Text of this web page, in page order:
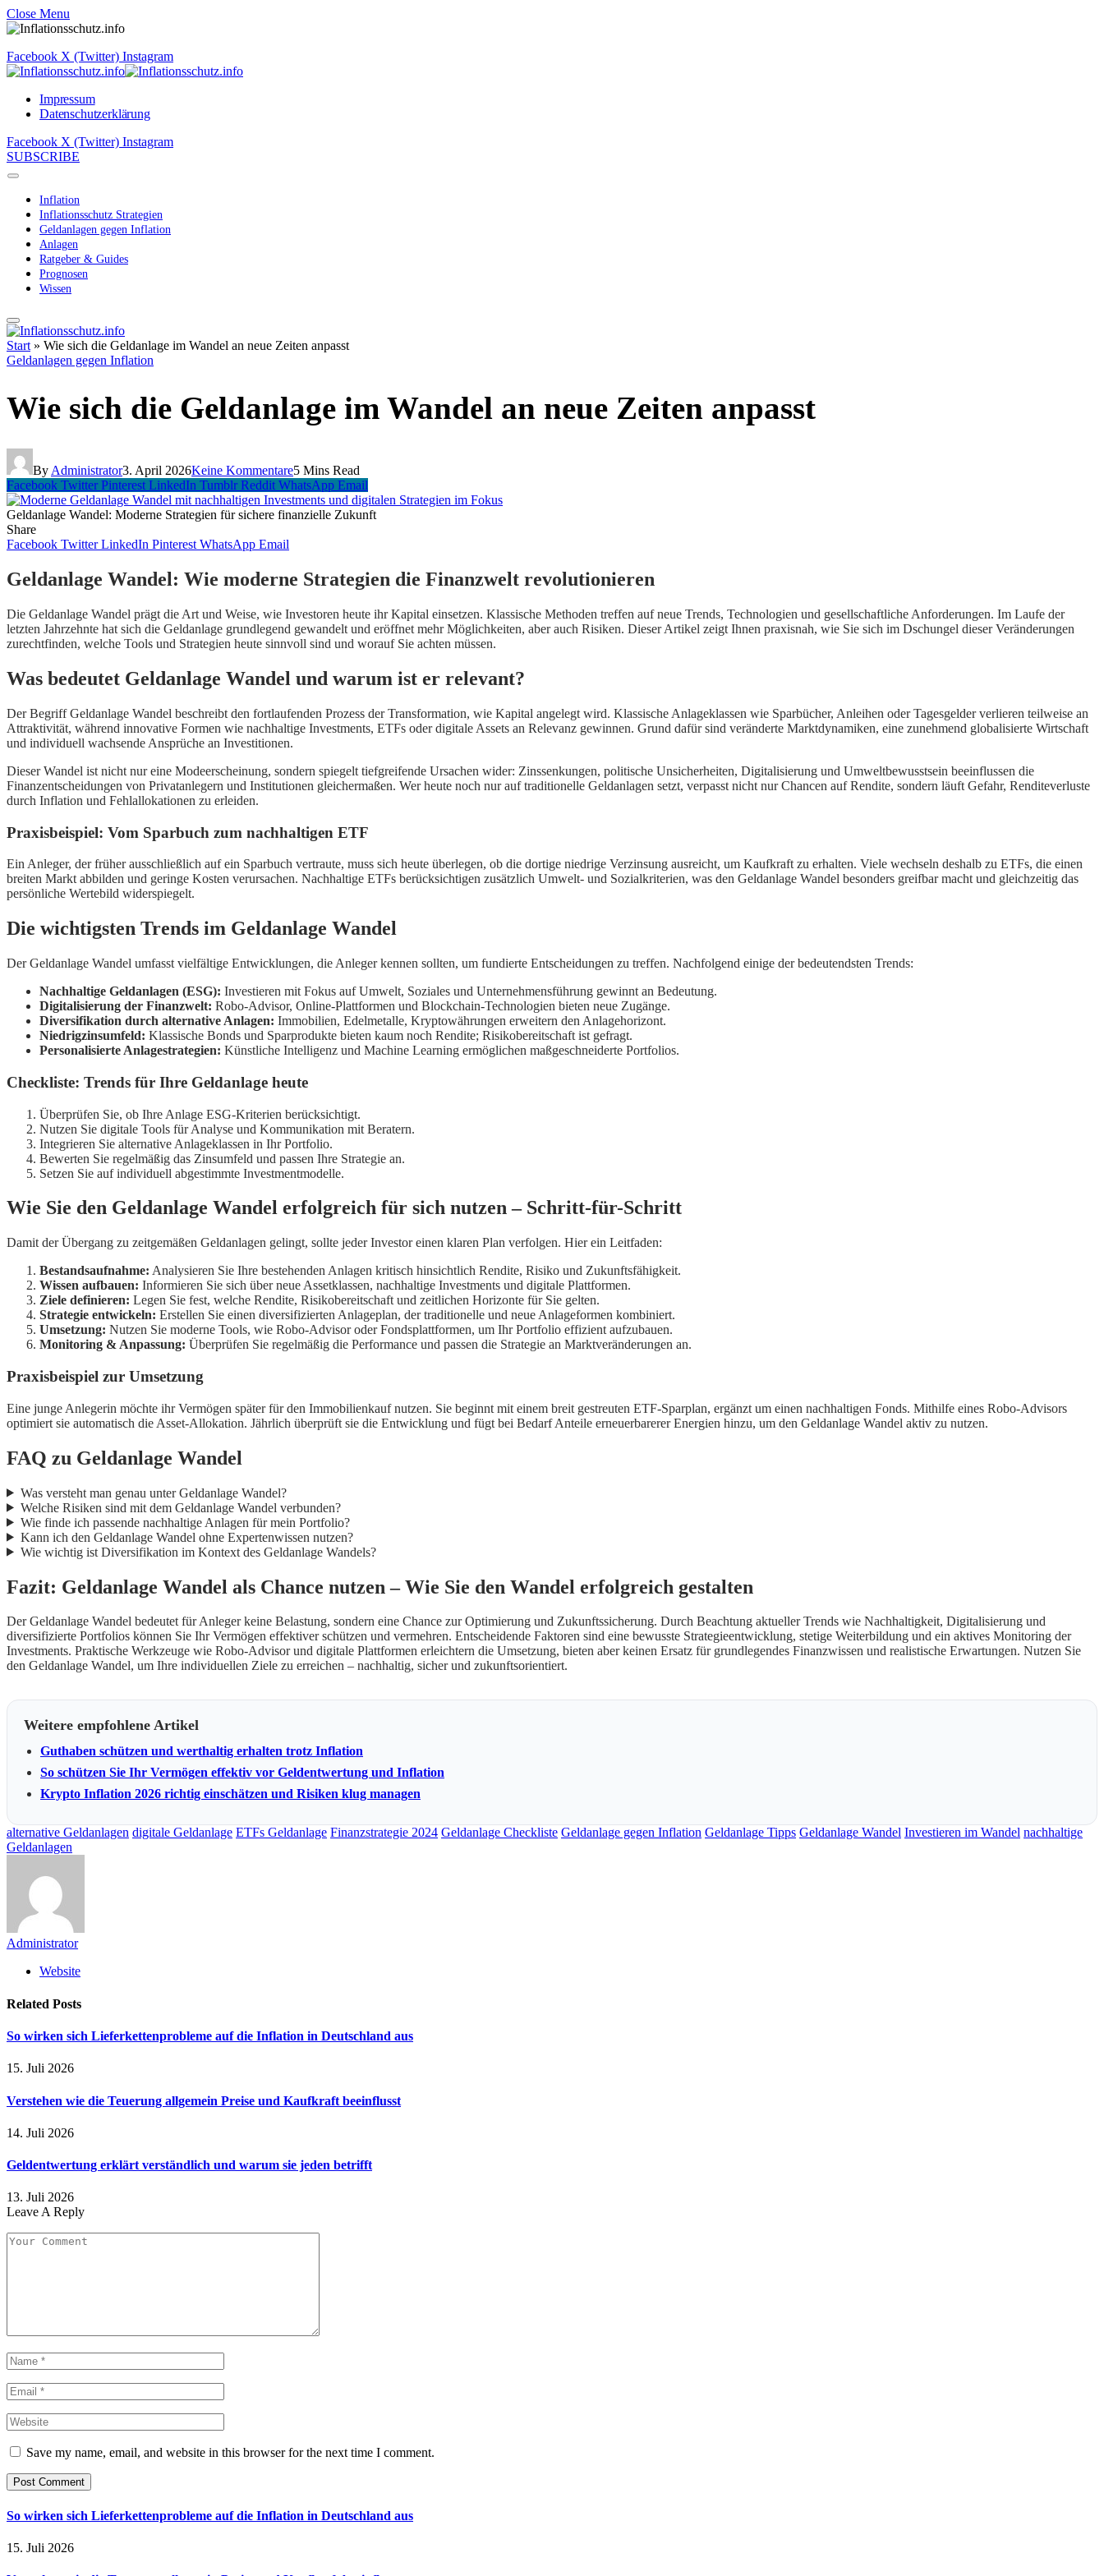
Close Menu
Facebook X (Twitter) Instagram
Impressum
Datenschutzerklärung
Facebook X (Twitter) Instagram
SUBSCRIBE
Inflation
Inflationsschutz Strategien
Geldanlagen gegen Inflation
Anlagen
Ratgeber & Guides
Prognosen
Wissen
Start » Wie sich die Geldanlage im Wandel an neue Zeiten anpasst
Geldanlagen gegen Inflation
Wie sich die Geldanlage im Wandel an neue Zeiten anpasst
By Administrator3. April 2026Keine Kommentare5 Mins Read
Facebook Twitter Pinterest LinkedIn Tumblr Reddit WhatsApp Email
Geldanlage Wandel: Moderne Strategien für sichere finanzielle Zukunft
Share
Facebook Twitter LinkedIn Pinterest WhatsApp Email
Geldanlage Wandel: Wie moderne Strategien die Finanzwelt revolutionieren
Die Geldanlage Wandel prägt die Art und Weise, wie Investoren heute ihr Kapital einsetzen. Klassische Methoden treffen auf neue Trends, Technologien und gesellschaftliche Anforderungen. Im Laufe der
letzten Jahrzehnte hat sich die Geldanlage grundlegend gewandelt und eröffnet mehr Möglichkeiten, aber auch Risiken. Dieser Artikel zeigt Ihnen praxisnah, wie Sie sich im Dschungel dieser Veränderungen
zurechtfinden, welche Tools und Strategien heute sinnvoll sind und worauf Sie achten müssen.
Was bedeutet Geldanlage Wandel und warum ist er relevant?
Der Begriff Geldanlage Wandel beschreibt den fortlaufenden Prozess der Transformation, wie Kapital angelegt wird. Klassische Anlageklassen wie Sparbücher, Anleihen oder Tagesgelder verlieren teilweise an
Attraktivität, während innovative Formen wie nachhaltige Investments, ETFs oder digitale Assets an Relevanz gewinnen. Grund dafür sind veränderte Marktdynamiken, eine zunehmend globalisierte Wirtschaft
und individuell wachsende Ansprüche an Investitionen.
Dieser Wandel ist nicht nur eine Modeerscheinung, sondern spiegelt tiefgreifende Ursachen wider: Zinssenkungen, politische Unsicherheiten, Digitalisierung und Umweltbewusstsein beeinflussen die
Finanzentscheidungen von Privatanlegern und Institutionen gleichermaßen. Wer heute noch nur auf traditionelle Geldanlagen setzt, verpasst nicht nur Chancen auf Rendite, sondern läuft Gefahr, Renditeverluste
durch Inflation und Fehlallokationen zu erleiden.
Praxisbeispiel: Vom Sparbuch zum nachhaltigen ETF
Ein Anleger, der früher ausschließlich auf ein Sparbuch vertraute, muss sich heute überlegen, ob die dortige niedrige Verzinsung ausreicht, um Kaufkraft zu erhalten. Viele wechseln deshalb zu ETFs, die einen
breiten Markt abbilden und geringe Kosten verursachen. Nachhaltige ETFs berücksichtigen zusätzlich Umwelt- und Sozialkriterien, was den Geldanlage Wandel besonders greifbar macht und gleichzeitig das
persönliche Wertebild widerspiegelt.
Die wichtigsten Trends im Geldanlage Wandel
Der Geldanlage Wandel umfasst vielfältige Entwicklungen, die Anleger kennen sollten, um fundierte Entscheidungen zu treffen. Nachfolgend einige der bedeutendsten Trends:
Nachhaltige Geldanlagen (ESG): Investieren mit Fokus auf Umwelt, Soziales und Unternehmensführung gewinnt an Bedeutung.
Digitalisierung der Finanzwelt: Robo-Advisor, Online-Plattformen und Blockchain-Technologien bieten neue Zugänge.
Diversifikation durch alternative Anlagen: Immobilien, Edelmetalle, Kryptowährungen erweitern den Anlagehorizont.
Niedrigzinsumfeld: Klassische Bonds und Sparprodukte bieten kaum noch Rendite; Risikobereitschaft ist gefragt.
Personalisierte Anlagestrategien: Künstliche Intelligenz und Machine Learning ermöglichen maßgeschneiderte Portfolios.
Checkliste: Trends für Ihre Geldanlage heute
Überprüfen Sie, ob Ihre Anlage ESG-Kriterien berücksichtigt.
Nutzen Sie digitale Tools für Analyse und Kommunikation mit Beratern.
Integrieren Sie alternative Anlageklassen in Ihr Portfolio.
Bewerten Sie regelmäßig das Zinsumfeld und passen Ihre Strategie an.
Setzen Sie auf individuell abgestimmte Investmentmodelle.
Wie Sie den Geldanlage Wandel erfolgreich für sich nutzen – Schritt-für-Schritt
Damit der Übergang zu zeitgemäßen Geldanlagen gelingt, sollte jeder Investor einen klaren Plan verfolgen. Hier ein Leitfaden:
Bestandsaufnahme: Analysieren Sie Ihre bestehenden Anlagen kritisch hinsichtlich Rendite, Risiko und Zukunftsfähigkeit.
Wissen aufbauen: Informieren Sie sich über neue Assetklassen, nachhaltige Investments und digitale Plattformen.
Ziele definieren: Legen Sie fest, welche Rendite, Risikobereitschaft und zeitlichen Horizonte für Sie gelten.
Strategie entwickeln: Erstellen Sie einen diversifizierten Anlageplan, der traditionelle und neue Anlageformen kombiniert.
Umsetzung: Nutzen Sie moderne Tools, wie Robo-Advisor oder Fondsplattformen, um Ihr Portfolio effizient aufzubauen.
Monitoring & Anpassung: Überprüfen Sie regelmäßig die Performance und passen die Strategie an Marktveränderungen an.
Praxisbeispiel zur Umsetzung
Eine junge Anlegerin möchte ihr Vermögen später für den Immobilienkauf nutzen. Sie beginnt mit einem breit gestreuten ETF-Sparplan, ergänzt um einen nachhaltigen Fonds. Mithilfe eines Robo-Advisors
optimiert sie automatisch die Asset-Allokation. Jährlich überprüft sie die Entwicklung und fügt bei Bedarf Anteile erneuerbarerer Energien hinzu, um den Geldanlage Wandel aktiv zu nutzen.
FAQ zu Geldanlage Wandel
Was versteht man genau unter Geldanlage Wandel?
Welche Risiken sind mit dem Geldanlage Wandel verbunden?
Wie finde ich passende nachhaltige Anlagen für mein Portfolio?
Kann ich den Geldanlage Wandel ohne Expertenwissen nutzen?
Wie wichtig ist Diversifikation im Kontext des Geldanlage Wandels?
Fazit: Geldanlage Wandel als Chance nutzen – Wie Sie den Wandel erfolgreich gestalten
Der Geldanlage Wandel bedeutet für Anleger keine Belastung, sondern eine Chance zur Optimierung und Zukunftssicherung. Durch Beachtung aktueller Trends wie Nachhaltigkeit, Digitalisierung und
diversifizierte Portfolios können Sie Ihr Vermögen effektiver schützen und vermehren. Entscheidende Faktoren sind eine bewusste Strategieentwicklung, stetige Weiterbildung und ein aktives Monitoring der
Investments. Praktische Werkzeuge wie Robo-Advisor und digitale Plattformen erleichtern die Umsetzung, bieten aber keinen Ersatz für grundlegendes Finanzwissen und realistische Erwartungen. Nutzen Sie
den Geldanlage Wandel, um Ihre individuellen Ziele zu erreichen – nachhaltig, sicher und zukunftsorientiert.
Weitere empfohlene Artikel
Guthaben schützen und werthaltig erhalten trotz Inflation
So schützen Sie Ihr Vermögen effektiv vor Geldentwertung und Inflation
Krypto Inflation 2026 richtig einschätzen und Risiken klug managen
alternative Geldanlagen digitale Geldanlage ETFs Geldanlage Finanzstrategie 2024 Geldanlage Checkliste Geldanlage gegen Inflation Geldanlage Tipps Geldanlage Wandel Investieren im Wandel nachhaltige
Geldanlagen
Administrator
Website
Related Posts
So wirken sich Lieferkettenprobleme auf die Inflation in Deutschland aus
15. Juli 2026
Verstehen wie die Teuerung allgemein Preise und Kaufkraft beeinflusst
14. Juli 2026
Geldentwertung erklärt verständlich und warum sie jeden betrifft
13. Juli 2026
Leave A Reply
Save my name, email, and website in this browser for the next time I comment.
So wirken sich Lieferkettenprobleme auf die Inflation in Deutschland aus
15. Juli 2026